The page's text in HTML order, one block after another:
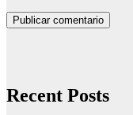
Recent Posts